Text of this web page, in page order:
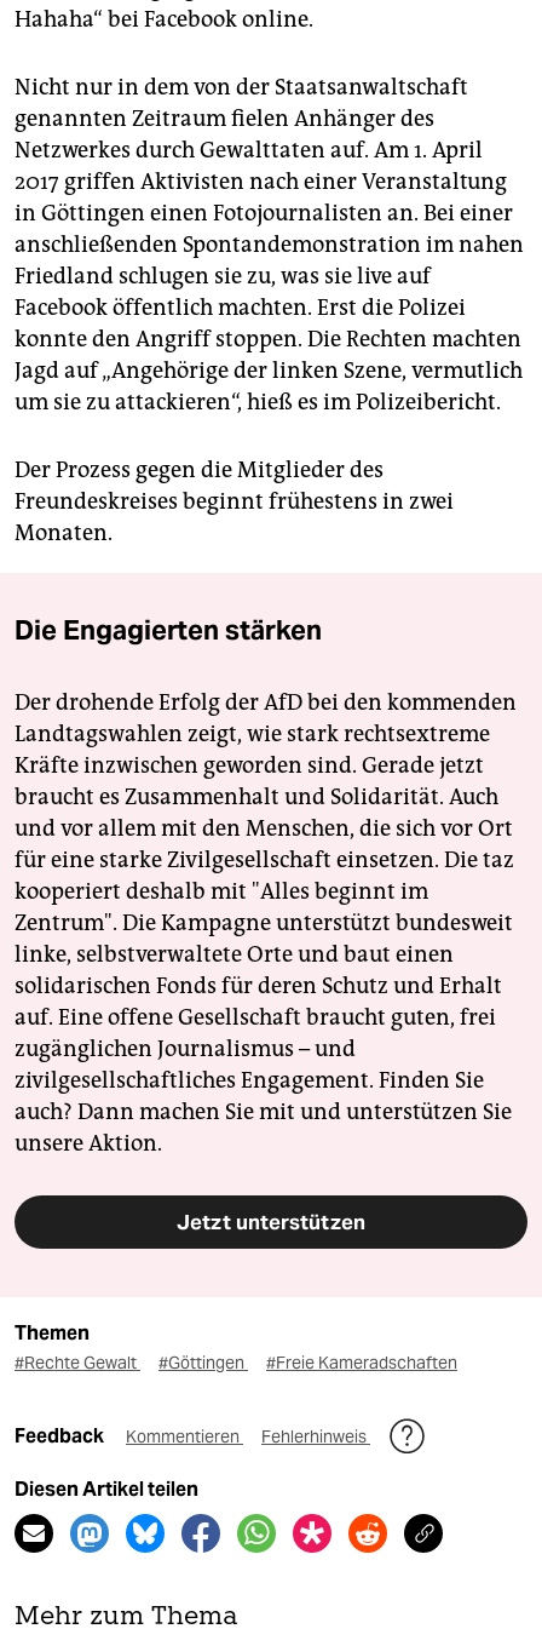
Hahaha“ bei Facebook online.
Nicht nur in dem von der Staatsanwaltschaft
genannten Zeitraum fielen Anhänger des
Netzwerkes durch Gewalttaten auf. Am 1. April
2017 griffen Aktivisten nach einer Veranstaltung
in Göttingen einen Fotojournalisten an. Bei einer
anschließenden Spontandemonstration im nahen
Friedland schlugen sie zu, was sie live auf
Facebook öffentlich machten. Erst die Polizei
konnte den Angriff stoppen. Die Rechten machten
Jagd auf „Angehörige der linken Szene, vermutlich
um sie zu attackieren“, hieß es im Polizeibericht.
Der Prozess gegen die Mitglieder des
Freundeskreises beginnt frühestens in zwei
Monaten.
Die Engagierten stärken
Der drohende Erfolg der AfD bei den kommenden
Landtagswahlen zeigt, wie stark rechtsextreme
Kräfte inzwischen geworden sind. Gerade jetzt
braucht es Zusammenhalt und Solidarität. Auch
und vor allem mit den Menschen, die sich vor Ort
für eine starke Zivilgesellschaft einsetzen. Die taz
kooperiert deshalb mit "Alles beginnt im
Zentrum". Die Kampagne unterstützt bundesweit
linke, selbstverwaltete Orte und baut einen
solidarischen Fonds für deren Schutz und Erhalt
auf. Eine offene Gesellschaft braucht guten, frei
zugänglichen Journalismus – und
zivilgesellschaftliches Engagement. Finden Sie
auch? Dann machen Sie mit und unterstützen Sie
unsere Aktion.
Jetzt unterstützen
Themen
#Rechte Gewalt #Göttingen #Freie Kameradschaften
Feedback Kommentieren Fehlerhinweis
Diesen Artikel teilen
Mehr zum Thema